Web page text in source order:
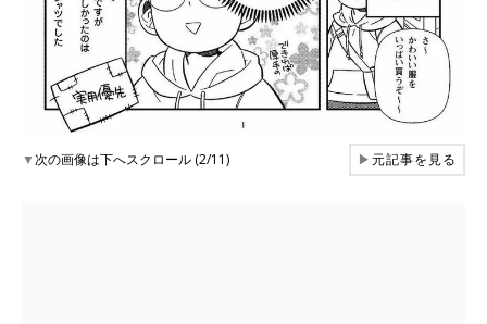
▼次の画像は下へスクロール (2/11) ▶元記事を見る